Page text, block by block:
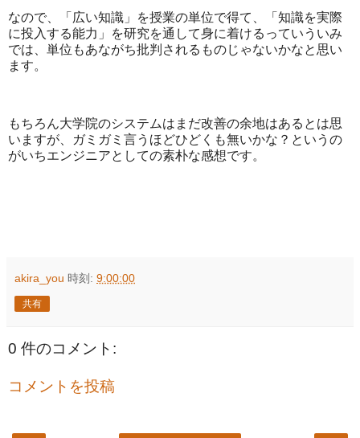
なので、「広い知識」を授業の単位で得て、「知識を実際
に投入する能力」を研究を通して身に着けるっていういみ
では、単位もあながち批判されるものじゃないかなと思い
ます。
もちろん大学院のシステムはまだ改善の余地はあるとは思
いますが、ガミガミ言うほどひどくも無いかな？というの
がいちエンジニアとしての素朴な感想です。
akira_you 時刻: 9:00:00
共有
0 件のコメント:
コメントを投稿